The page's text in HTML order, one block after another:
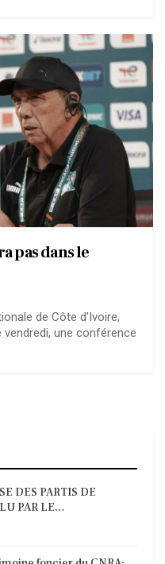
pas dans le
de Côte d'Ivoire,
une conférence
DES PARTIS DE
PAR LE…